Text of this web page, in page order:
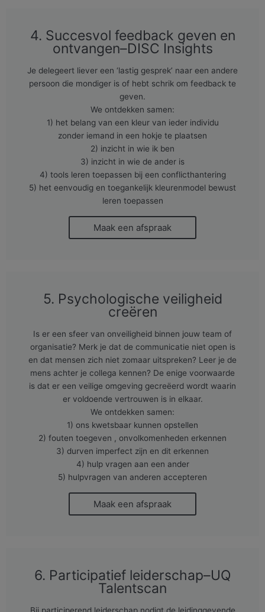
4. Succesvol feedback geven en
ontvangen–DISC Insights
Je delegeert liever een ‘lastig gesprek’ naar een andere
persoon die mondiger is of hebt schrik om feedback te
geven.
We ontdekken samen:
1) het belang van een kleur van ieder individu
zonder iemand in een hokje te plaatsen
2) inzicht in wie ik ben
3) inzicht in wie de ander is
4) tools leren toepassen bij een conflicthantering
5) het eenvoudig en toegankelijk kleurenmodel bewust
leren toepassen
Maak een afspraak
5. Psychologische veiligheid
creëren
Is er een sfeer van onveiligheid binnen jouw team of
organisatie? Merk je dat de communicatie niet open is
en dat mensen zich niet zomaar uitspreken? Leer je de
mens achter je collega kennen? De enige voorwaarde
is dat er een veilige omgeving gecreëerd wordt waarin
er voldoende vertrouwen is in elkaar.
We ontdekken samen:
1) ons kwetsbaar kunnen opstellen
2) fouten toegeven , onvolkomenheden erkennen
3) durven imperfect zijn en dit erkennen
4) hulp vragen aan een ander
5) hulpvragen van anderen accepteren
Maak een afspraak
6. Participatief leiderschap–UQ
Talentscan
Bij participerend leiderschap nodigt de leidinggevende